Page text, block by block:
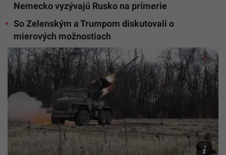
Nemecko vyzývajú Rusko na prímerie
So Zelenským a Trumpom diskutovali o
mierových možnostiach
foto
TASR/AP